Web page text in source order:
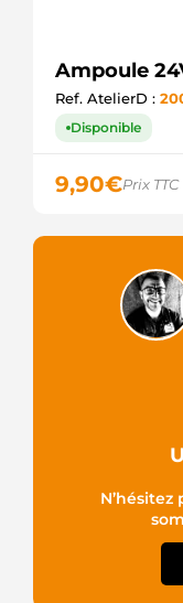
Ampoule
Ref. AtelierD :
Disponible
9,90€Prix TTC